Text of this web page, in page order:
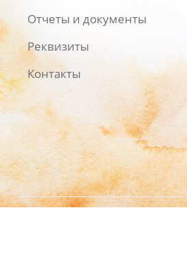
Отчеты и документы
Реквизиты
Контакты